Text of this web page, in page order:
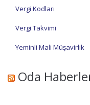
Vergi Kodları
Vergi Takvimi
Yeminli Mali Müşavirlik
Oda